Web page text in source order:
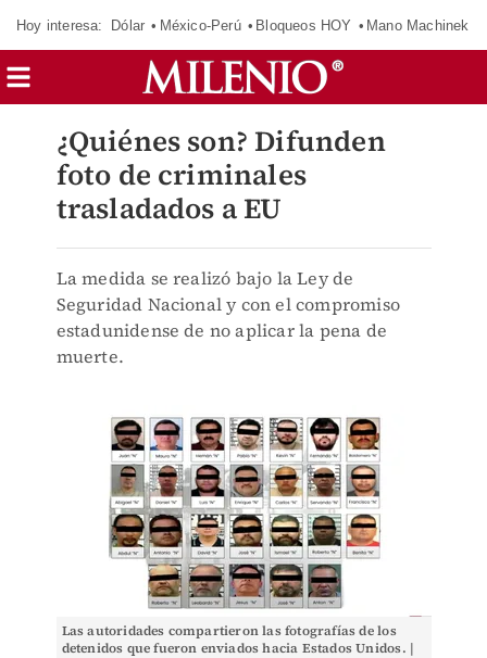
Hoy interesa: Dólar México-Perú Bloqueos HOY Mano Machinek
¿Quiénes son? Difunden
foto de criminales
trasladados a EU
La medida se realizó bajo la Ley de
Seguridad Nacional y con el compromiso
estadunidense de no aplicar la pena de
muerte.
Las autoridades compartieron las fotografías de los
detenidos que fueron enviados hacia Estados Unidos. |